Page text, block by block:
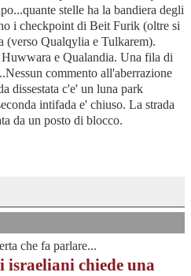
che fa parlare...
chiede una